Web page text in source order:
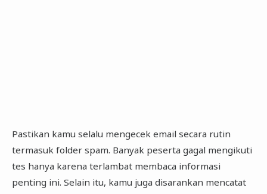
Pastikan kamu selalu mengecek email secara rutin
termasuk folder spam. Banyak peserta gagal mengikuti
tes hanya karena terlambat membaca informasi
penting ini. Selain itu, kamu juga disarankan mencatat